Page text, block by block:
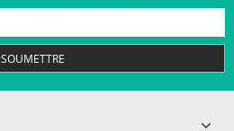
SOUMETTRE